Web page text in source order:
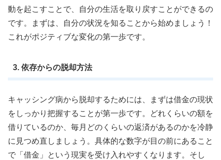
動を起こすことで、自分の生活を取り戻すことができるの
です。まずは、自分の状況を知ることから始めましょう！
これがポジティブな変化の第一歩です。
3. 依存からの脱却方法
キャッシング病から脱却するためには、まずは借金の現状
をしっかり把握することが第一歩です。どれくらいの額を
借りているのか、毎月どのくらいの返済があるのかを冷静
に見つめ直しましょう。具体的な数字が目の前にあること
で「借金」という現実を受け入れやすくなります。そし